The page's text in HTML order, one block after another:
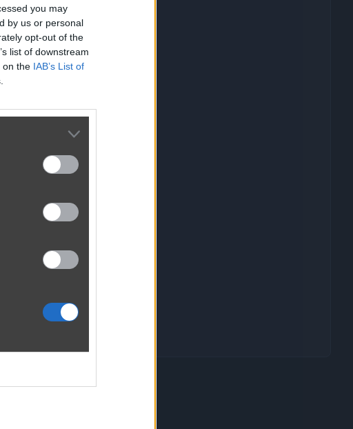
you may
by us or personal
opt-out of the
list of downstream
on the IAB’s List of